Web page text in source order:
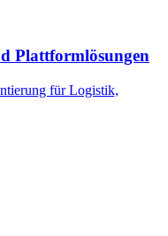
Plattformlösungen
für Logistik,